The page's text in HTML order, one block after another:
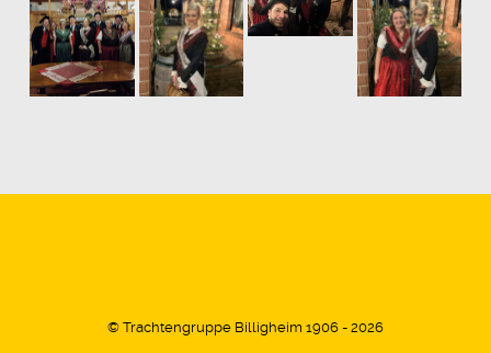
© Trachtengruppe Billigheim 1906 - 2026